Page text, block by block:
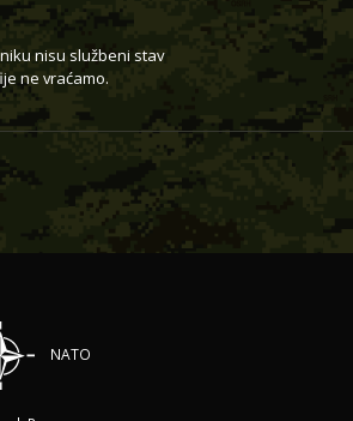
nisu službeni stav
ne vraćamo.
NATO